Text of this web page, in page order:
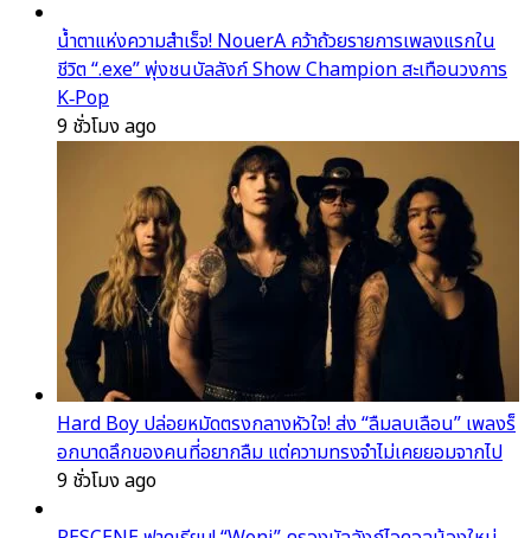
น้ำตาแห่งความสำเร็จ! NouerA คว้าถ้วยรายการเพลงแรกใน
ชีวิต “.exe” พุ่งชนบัลลังก์ Show Champion สะเทือนวงการ
K‑Pop
9 ชั่วโมง ago
Hard Boy ปล่อยหมัดตรงกลางหัวใจ! ส่ง “ลืมลบเลือน” เพลงร็
อกบาดลึกของคนที่อยากลืม แต่ความทรงจำไม่เคยยอมจากไป
9 ชั่วโมง ago